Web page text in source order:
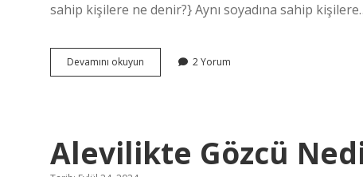
sahip kişilere ne denir?} Aynı soyadına sahip
Devamını okuyun
Türkçe
2 Yorum
Alevilikte Gözcü